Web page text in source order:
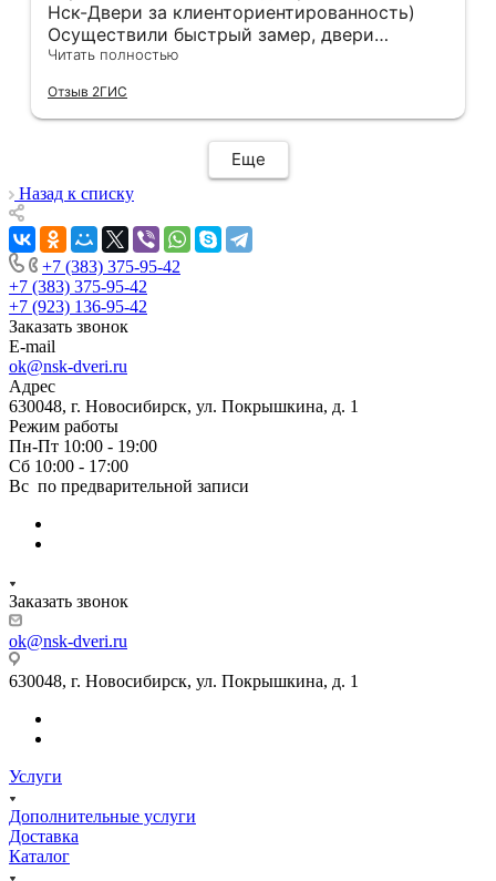
Нск-Двери за клиенториентированность)
Осуществили быстрый замер, двери
оказались в наличии. По доставке
компанию, где я могу указать удобный для
меня интервал времени, а не ждать весь
день🙏 Не могу не отметить качественный
монтаж дверей, спасибо мастеру Антону за
его труд!!!
Читать полностью
Отзыв 2ГИС
Еще
Назад к списку
+7 (383) 375-95-42
+7 (383) 375-95-42
+7 (923) 136-95-42
Заказать звонок
E-mail
ok@nsk-dveri.ru
Адрес
630048, г. Новосибирск, ул. Покрышкина, д. 1
Режим работы
Пн-Пт 10:00 - 19:00
Сб 10:00 - 17:00
Вс по предварительной записи
Заказать звонок
ok@nsk-dveri.ru
630048, г. Новосибирск, ул. Покрышкина, д. 1
Услуги
Дополнительные услуги
Доставка
Каталог